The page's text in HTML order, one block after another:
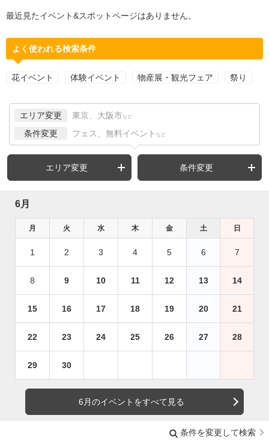
最近見たイベント&スポットページはありません。
よく使われる検索条件
花イベント 体験イベント 物産展・観光フェア 祭り
エリア変更 東京、大阪市 など
条件変更 フェス、無料イベント など
エリア変更 条件変更
6月
月 火 水 木 金 土 日
1 2 3 4 5 6 7
8 9 10 11 12 13 14
15 16 17 18 19 20 21
22 23 24 25 26 27 28
29 30
6月のイベントをすべて見る
条件を変更して検索